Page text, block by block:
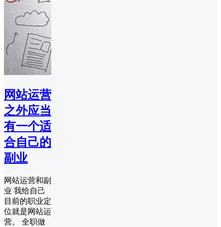
网站运营
之外应当
有一个适
合自己的
副业
网站运营和副
业 我给自己
目前的职业定
位就是网站运
营。 全职做